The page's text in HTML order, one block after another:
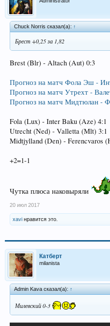
Chuck Norris сказал(а): ↑
Брест +0,25 за 1,82
Brest (Blr) - Altach (Aut) 0:3
Прогноз на матч Фола Эш -
Прогноз на матч Утрехт -
Прогноз на матч Мидтюлан -
Fola (Lux) - Inter Baku (Aze) 4:1
Utrecht (Ned) - Valletta (Mlt) 3:1
Midtjylland (Den) - Ferencvaros
+2=1-1
Чутка плюса наковыряли
20 июл 2017
xavi нравится это.
Катберт
milanista
Admin Kava сказал(а): ↑
Милевский 0-3